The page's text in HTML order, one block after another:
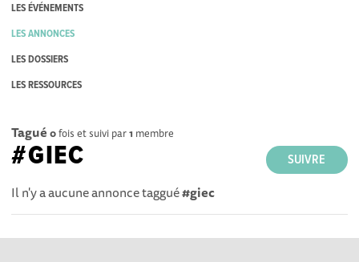
LES ÉVÉNEMENTS
LES ANNONCES
LES DOSSIERS
LES RESSOURCES
Tagué 0fois et suivi par1 membre
SUIVRE
#GIEC
Il n'y a aucune annonce taggué#giec